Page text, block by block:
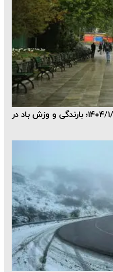
جزئیات آب و هوای ایران ۱۴۰۴/۱/۸؛ بارندگی و وزش باد در